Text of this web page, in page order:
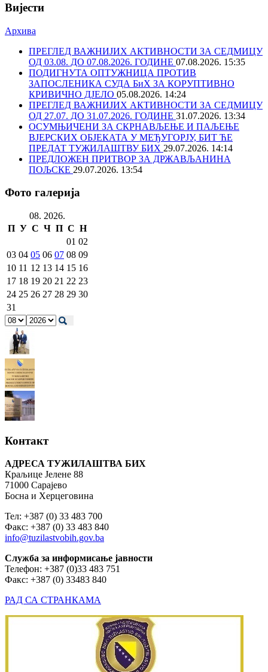
Вијести
Архива
ПРЕГЛЕД ВАЖНИЈИХ АКТИВНОСТИ ЗА СЕДМИЦУ
ОД 03.08. ДО 07.08.2026. ГОДИНЕ 07.08.2026. 15:35
ПОДИГНУТА ОПТУЖНИЦА ПРОТИВ
ЗАПОСЛЕНИКА СУДА БиХ ЗА КОРУПТИВНО
КРИВИЧНО ДЈЕЛО 05.08.2026. 14:24
ПРЕГЛЕД ВАЖНИЈИХ АКТИВНОСТИ ЗА СЕДМИЦУ
ОД 27.07. ДО 31.07.2026. ГОДИНЕ 31.07.2026. 13:34
ОСУМЊИЧЕНИ ЗА СКРНАВЉЕЊЕ И ПАЉЕЊЕ
ВЈЕРСКИХ ОБЈЕКАТА У МЕЂУГОРЈУ, БИТ ЋЕ
ПРЕДАТ ТУЖИЛАШТВУ БИХ 29.07.2026. 14:14
ПРЕДЛОЖЕН ПРИТВОР ЗА ДРЖАВЉАНИНА
ПОЉСКЕ 29.07.2026. 13:54
Фото галерија
08. 2026.
П У С Ч П С Н
01 02
03 04 05 06 07 08 09
10 11 12 13 14 15 16
17 18 19 20 21 22 23
24 25 26 27 28 29 30
31
Контакт
АДРЕСА ТУЖИЛАШТВА БИХ
Краљице Јелене 88
71000 Сарајево
Босна и Херцеговина
Тел: +387 (0) 33 483 700
Факс: +387 (0) 33 483 840
info@tuzilastvobih.gov.ba
Служба за информисање јавности
Телефон: +387 (0)33 483 751
Факс: +387 (0) 33483 840
РАД СА СТРАНКАМА